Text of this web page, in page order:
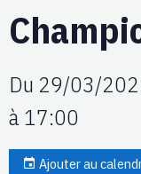
Du 29/03/
à 17:00
Ajouter au